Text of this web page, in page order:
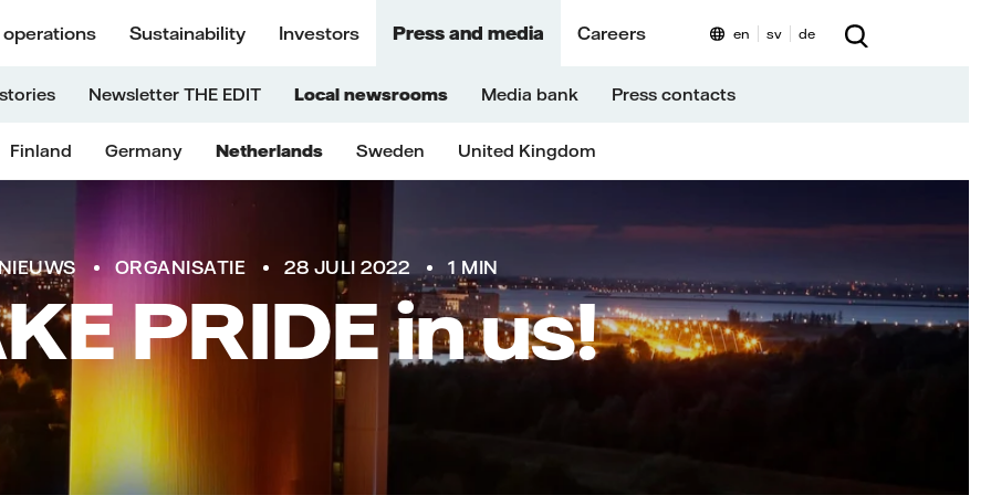
operations Sustainability Investors Press and media Careers
Newsletter THE EDIT Local newsrooms Media bank Press contacts
Finland Germany Netherlands Sweden United Kingdom
en sv de
ORGANISATIE 28 JULI 2022 1 MIN
PRIDE in us!